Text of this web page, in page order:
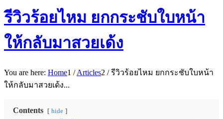
รีวิวร้อยไหม ยกกระชับใบหน้า
ให้กลับมาสวยเด้ง
You are here: Home1 / Articles2 / รีวิวร้อยไหม ยกกระชับใบหน้า
ให้กลับมาสวยเด้ง...
Contents hide